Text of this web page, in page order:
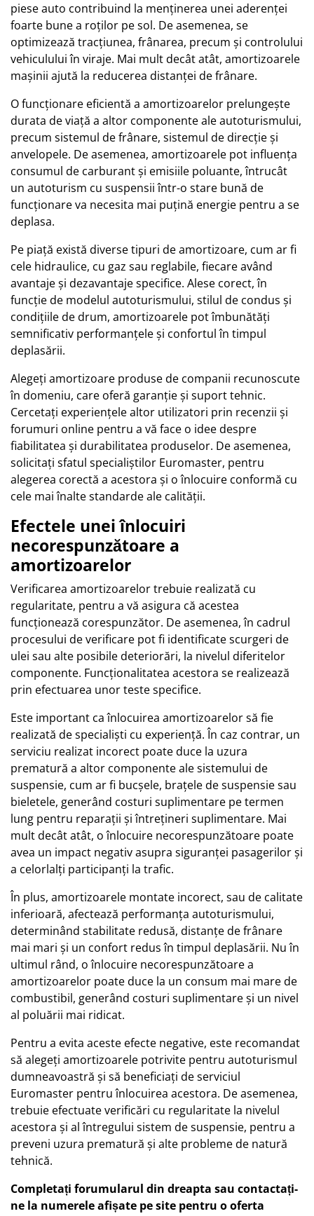
piese auto contribuind la menținerea unei aderenței
foarte bune a roților pe sol. De asemenea, se
optimizează tracțiunea, frânarea, precum și controlului
vehiculului în viraje. Mai mult decât atât, amortizoarele
mașinii ajută la reducerea distanței de frânare.
O funcționare eficientă a amortizoarelor prelungește
durata de viață a altor componente ale autoturismului,
precum sistemul de frânare, sistemul de direcție și
anvelopele. De asemenea, amortizoarele pot influența
consumul de carburant și emisiile poluante, întrucât
un autoturism cu suspensii într-o stare bună de
funcționare va necesita mai puțină energie pentru a se
deplasa.
Pe piață există diverse tipuri de amortizoare, cum ar fi
cele hidraulice, cu gaz sau reglabile, fiecare având
avantaje și dezavantaje specifice. Alese corect, în
funcție de modelul autoturismului, stilul de condus și
condițiile de drum, amortizoarele pot îmbunătăți
semnificativ performanțele și confortul în timpul
deplasării.
Alegeți amortizoare produse de companii recunoscute
în domeniu, care oferă garanție și suport tehnic.
Cercetați experiențele altor utilizatori prin recenzii și
forumuri online pentru a vă face o idee despre
fiabilitatea și durabilitatea produselor. De asemenea,
solicitați sfatul specialiștilor Euromaster, pentru
alegerea corectă a acestora și o înlocuire conformă cu
cele mai înalte standarde ale calității.
Efectele unei înlocuiri
necorespunzătoare a
amortizoarelor
Verificarea amortizoarelor trebuie realizată cu
regularitate, pentru a vă asigura că acestea
funcționează corespunzător. De asemenea, în cadrul
procesului de verificare pot fi identificate scurgeri de
ulei sau alte posibile deteriorări, la nivelul diferitelor
componente. Funcționalitatea acestora se realizează
prin efectuarea unor teste specifice.
Este important ca înlocuirea amortizoarelor să fie
realizată de specialiști cu experiență. În caz contrar, un
serviciu realizat incorect poate duce la uzura
prematură a altor componente ale sistemului de
suspensie, cum ar fi bucșele, brațele de suspensie sau
bieletele, generând costuri suplimentare pe termen
lung pentru reparații și întrețineri suplimentare. Mai
mult decât atât, o înlocuire necorespunzătoare poate
avea un impact negativ asupra siguranței pasagerilor și
a celorlalți participanți la trafic.
În plus, amortizoarele montate incorect, sau de calitate
inferioară, afectează performanța autoturismului,
determinând stabilitate redusă, distanțe de frânare
mai mari și un confort redus în timpul deplasării. Nu în
ultimul rând, o înlocuire necorespunzătoare a
amortizoarelor poate duce la un consum mai mare de
combustibil, generând costuri suplimentare și un nivel
al poluării mai ridicat.
Pentru a evita aceste efecte negative, este recomandat
să alegeți amortizoarele potrivite pentru autoturismul
dumneavoastră și să beneficiați de serviciul
Euromaster pentru înlocuirea acestora. De asemenea,
trebuie efectuate verificări cu regularitate la nivelul
acestora și al întregului sistem de suspensie, pentru a
preveni uzura prematură și alte probleme de natură
tehnică.
Completați forumularul din dreapta sau contactați-
ne la numerele afișate pe site pentru o oferta